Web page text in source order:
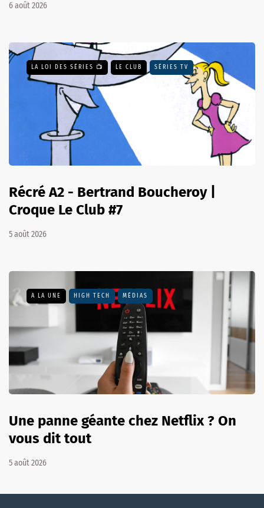
6 août 2026
LA LOI DES SÉRIES 📺 LE CLUB SÉRIES TV
Récré A2 - Bertrand Boucheroy |
Croque Le Club #7
5 août 2026
A LA UNE HIGH TECH MÉDIAS
Une panne géante chez Netflix ? On
vous dit tout
5 août 2026